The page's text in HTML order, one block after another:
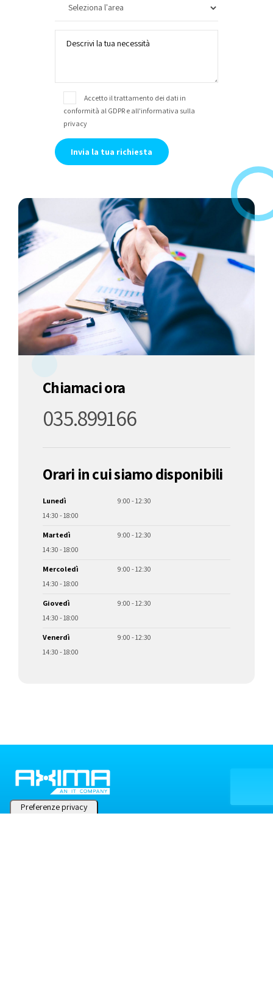
Accetto il trattamento dei dati in
conformità al GDPR e all'informativa sulla
privacy
Chiamaci ora
035.899166
Orari in cui siamo disponibili
Lunedì
9:00 - 12:30
14:30 - 18:00
Martedì
9:00 - 12:30
14:30 - 18:00
Mercoledì
9:00 - 12:30
14:30 - 18:00
Giovedì
9:00 - 12:30
14:30 - 18:00
Venerdì
9:00 - 12:30
14:30 - 18:00
axima@pec-posta.it